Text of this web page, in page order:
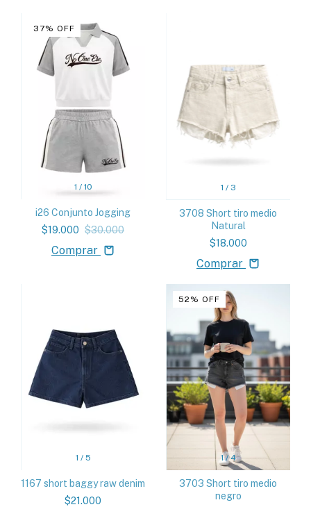
1 / 10
37% OFF
i26 Conjunto Jogging
$19.000 $30.000
Comprar
1 / 3
3708 Short tiro medio
Natural
$18.000
Comprar
1 / 5
1167 short baggy raw denim
$21.000
1/4
52 % OFF
3703 Short tiro medio
negro